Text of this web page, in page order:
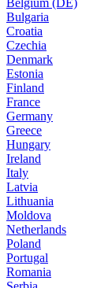
Belgium (DE)
Bulgaria
Croatia
Czechia
Denmark
Estonia
Finland
France
Germany
Greece
Hungary
Ireland
Italy
Latvia
Lithuania
Moldova
Netherlands
Poland
Portugal
Romania